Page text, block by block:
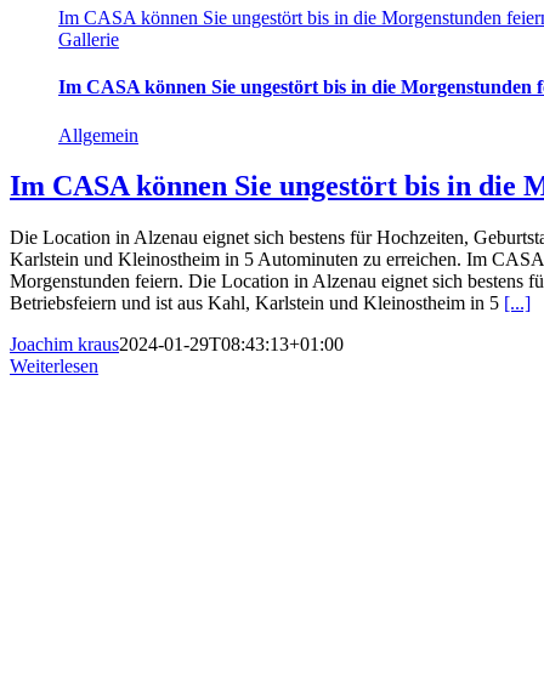
Im CASA können Sie ungestört bis in die Morgenstunden
Gallerie
Im CASA können Sie ungestört bis in die Morgenstunden
Allgemein
Im CASA können Sie ungestört bis in die
Die Location in Alzenau eignet sich bestens für Hochzeiten,
Karlstein und Kleinostheim in 5 Autominuten zu erreichen. Im
Morgenstunden feiern. Die Location in Alzenau eignet sich bestens
Betriebsfeiern und ist aus Kahl, Karlstein und Kleinostheim in 5 [...]
Joachim kraus2024-01-29T08:43:13+01:00
Weiterlesen